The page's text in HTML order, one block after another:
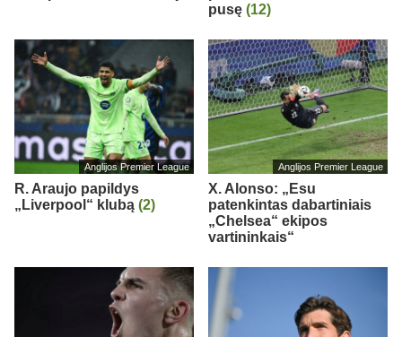
pusę (12)
Anglijos Premier League
R. Araujo papildys
„Liverpool“ klubą (2)
Anglijos Premier League
X. Alonso: „Esu
patenkintas dabartiniais
„Chelsea“ ekipos
vartininkais“